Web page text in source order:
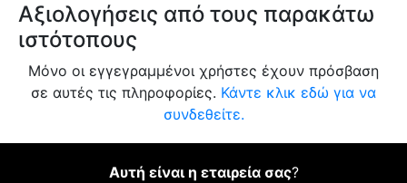
Αξιολογήσεις από τους παρακάτω
ιστότοπους
Μόνο οι εγγεγραμμένοι χρήστες έχουν πρόσβαση
σε αυτές τις πληροφορίες. Κάντε κλικ εδώ για να
συνδεθείτε.
Αυτή είναι η εταιρεία σας?